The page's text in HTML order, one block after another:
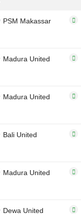
PSM Makassar
Madura United
Madura United
Bali United
Madura United
Dewa United